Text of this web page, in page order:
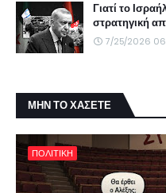
Γιατί το
στρατηγική
7/25/2026
ΜΗΝ ΤΟ ΧΑΣΕΤΕ
ΠΟΛΙΤΙΚΗ